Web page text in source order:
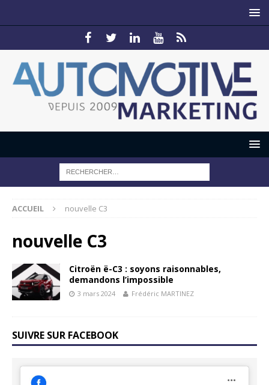
ACCUEIL nouvelle C3
nouvelle C3
Citroën ë-C3 : soyons raisonnables,
demandons l’impossible
3 mars 2024 Frédéric MARTINEZ
SUIVRE SUR FACEBOOK